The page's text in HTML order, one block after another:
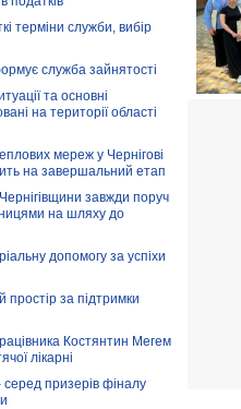
терміни служби, вибір
служба зайнятості
та основні
на території області
мереж у Чернігові
на завершальний етап
завжди поруч
на шляху до
допомогу за успіхи
простір за підтримки
Костянтин Мегем
лікарні
серед призерів фіналу